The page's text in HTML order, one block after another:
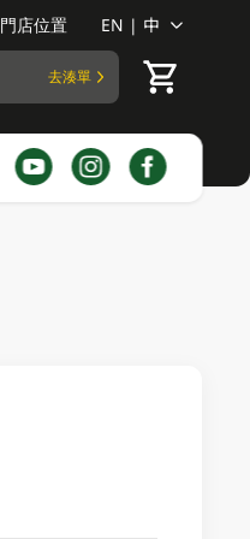
門店位置 EN | 中
去湊單